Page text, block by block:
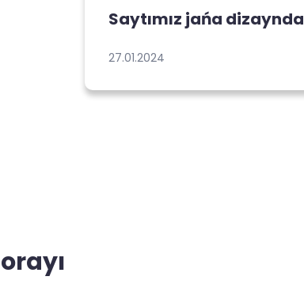
Saytımız jańa dizaynda
27.01.2024